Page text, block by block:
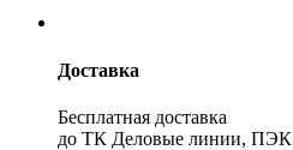
Доставка
Бесплатная доставка
до ТК Деловые линии, ПЭК